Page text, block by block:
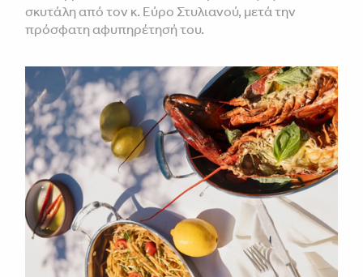
σκυτάλη από τον κ. Εύρο Στυλιανού, μετά την
πρόσφατη αφυπηρέτησή του.